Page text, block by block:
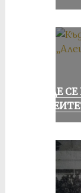
КЪДЕ